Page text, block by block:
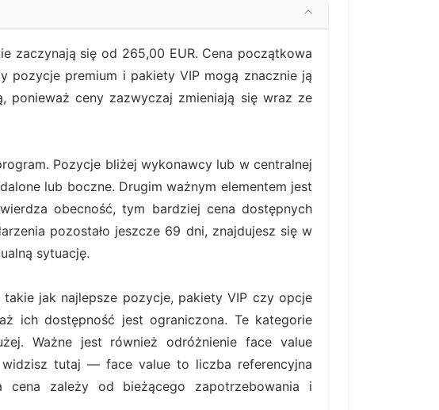
zaczynają się od 265,00 EUR. Cena początkowa
pozycje premium i pakiety VIP mogą znacznie ją
ponieważ ceny zazwyczaj zmieniają się wraz ze
Pozycje bliżej wykonawcy lub w centralnej
lub boczne. Drugim ważnym elementem jest
obecność, tym bardziej cena dostępnych
pozostało jeszcze 69 dni, znajdujesz się w
sytuację.
jak najlepsze pozycje, pakiety VIP czy opcje
ich dostępność jest ograniczona. Te kategorie
Ważne jest również odróżnienie face value
tutaj — face value to liczba referencyjna
cena zależy od bieżącego zapotrzebowania i